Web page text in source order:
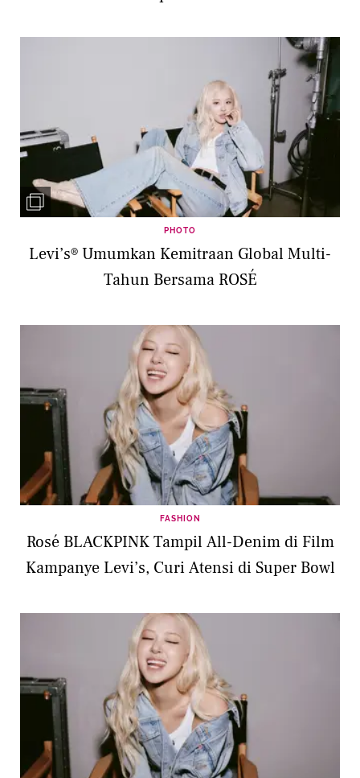
PHOTO
Levi’s® Umumkan Kemitraan Global Multi-
Tahun Bersama ROSÉ
FASHION
Rosé BLACKPINK Tampil All-Denim di Film
Kampanye Levi’s, Curi Atensi di Super Bowl